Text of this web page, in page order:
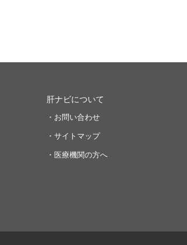
肝ナビについて
・お問い合わせ
・サイトマップ
・医療機関の方へ